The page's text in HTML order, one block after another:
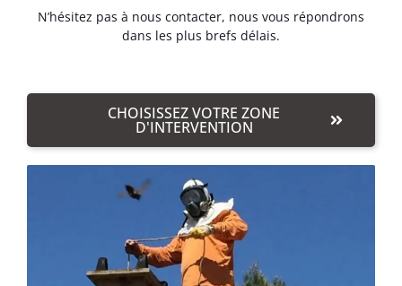
N’hésitez pas à nous contacter, nous vous répondrons
dans les plus brefs délais.
CHOISISSEZ VOTRE ZONE
D'INTERVENTION